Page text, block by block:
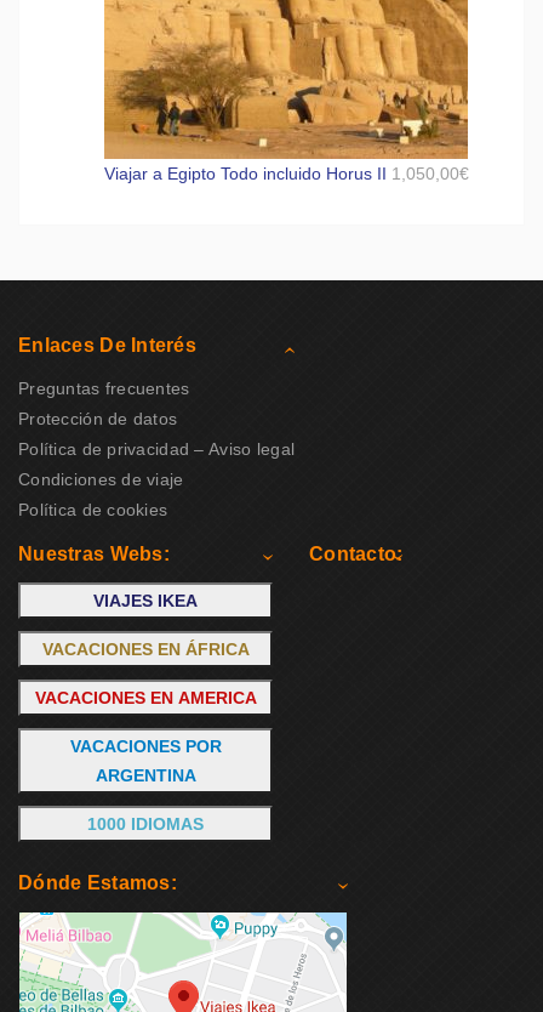
Viajar a Egipto Todo incluido Horus II 1,050,00€
Enlaces De Interés
Preguntas frecuentes
Protección de datos
Política de privacidad – Aviso legal
Condiciones de viaje
Política de cookies
Nuestras Webs:
VIAJES IKEA
VACACIONES EN ÁFRICA
VACACIONES EN AMERICA
VACACIONES POR
ARGENTINA
1000 IDIOMAS
Contacto:
Dónde Estamos: